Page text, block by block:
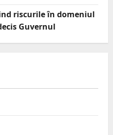
riscurile în domeniul
Guvernul